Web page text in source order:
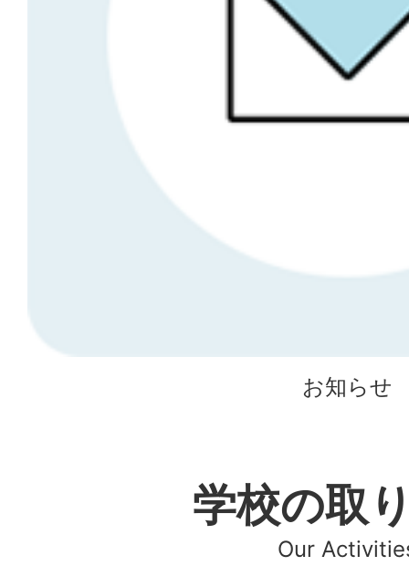
お知らせ
学校の取
Our